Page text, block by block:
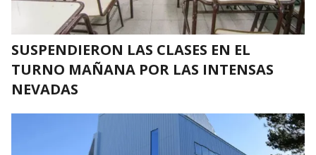
SUSPENDIERON LAS CLASES EN EL
TURNO MAÑANA POR LAS INTENSAS
NEVADAS